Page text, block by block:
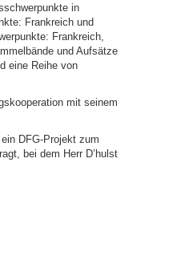
in
Frankreich und
Frankreich,
und Aufsätze
eine Reihe von
mit seinem
DFG-Projekt zum
bei dem Herr D’hulst